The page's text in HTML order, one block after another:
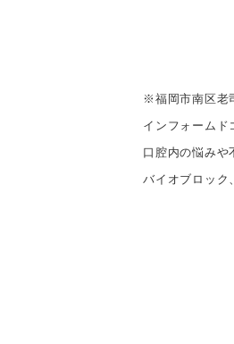
※福岡市南区老
インフォームド
口腔内の悩みや
バイオブロック